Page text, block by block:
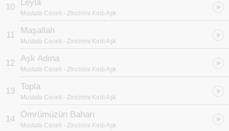
10 Leyla
Mustafa Ceceli - Zincirimi Kırdı Aşk
11 Maşallah
Mustafa Ceceli - Zincirimi Kırdı Aşk
12 Aşk Adına
Mustafa Ceceli - Zincirimi Kırdı Aşk
13 Topla
Mustafa Ceceli - Zincirimi Kırdı Aşk
14 Ömrümüzün Baharı
Mustafa Ceceli - Zincirimi Kırdı Aşk